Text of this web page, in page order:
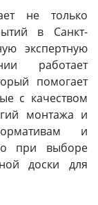
не только
в Санкт-
экспертную
работает
помогает
с качеством
монтажа и
и
при выборе
доски для